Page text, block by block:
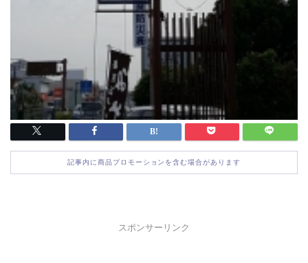
記事内に商品プロモーションを含む場合があります
スポンサーリンク